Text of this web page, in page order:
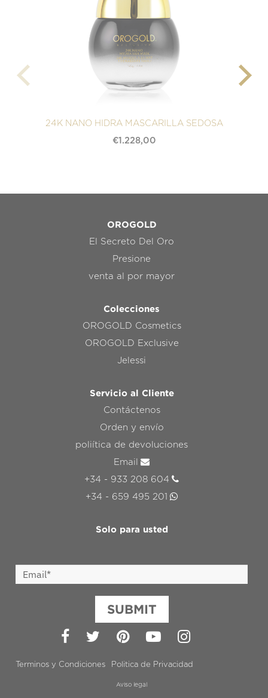
24K NANO HIDRA MASCARILLA SEDOSA
€1.228,00
OROGOLD
El Secreto Del Oro
Presione
venta al por mayor
Colecciones
OROGOLD Cosmetics
OROGOLD Exclusive
Jelessi
Servicio al Cliente
Contáctenos
Orden y envío
poliítica de devoluciones
Email
+34 - 933 208 604
+34 - 659 495 201
Solo para usted
SUBMIT
Facebook
TwitterPinterest
YouTubeInstagram
Terminos y Condiciones Politica de Privacidad
Aviso legal